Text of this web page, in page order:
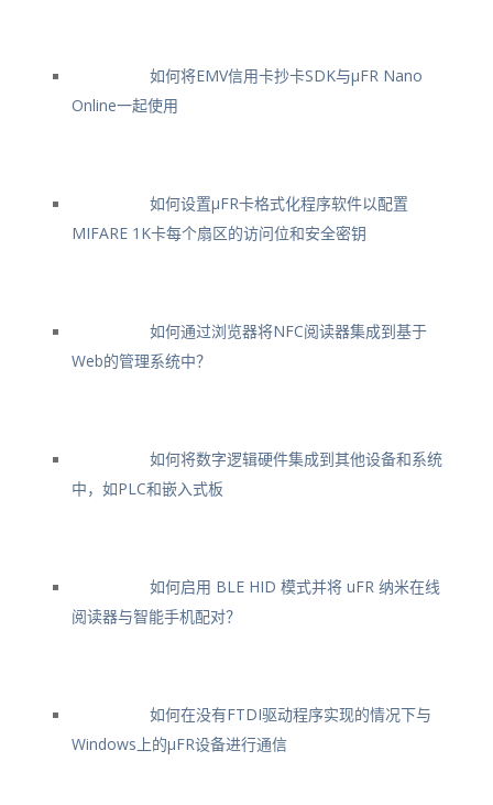
如何将EMV信用卡抄卡SDK与μFR Nano
Online一起使用
如何设置μFR卡格式化程序软件以配置
MIFARE 1K卡每个扇区的访问位和安全密钥
如何通过浏览器将NFC阅读器集成到基于
Web的管理系统中？
如何将数字逻辑硬件集成到其他设备和系统
中，如PLC和嵌入式板
如何启用 BLE HID 模式并将 uFR 纳米在线
阅读器与智能手机配对？
如何在没有FTDI驱动程序实现的情况下与
Windows上的μFR设备进行通信